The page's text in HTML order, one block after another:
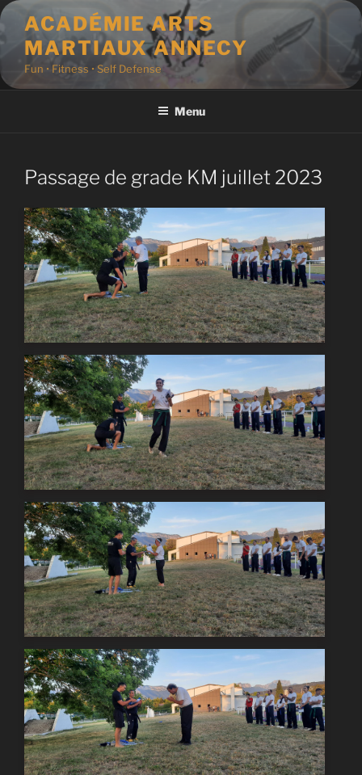
Aller
au
contenu
principal
ACADÉMIE ARTS
MARTIAUX ANNECY
Fun • Fitness • Self Defense
Menu
Passage de grade KM juillet 2023